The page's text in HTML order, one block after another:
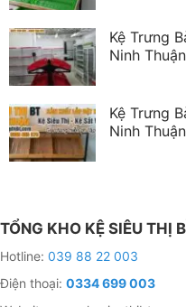
Kệ Trưng
Ninh Thuận
Kệ Trưng
Ninh Thuận
TỔNG KHO KỆ SIÊU THỊ
Hotline: 039 88 22 003
Điện thoại: 0334 699 003